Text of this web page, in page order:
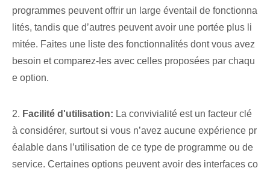
programmes peuvent offrir un large éventail de fonctionna
lités, tandis que d’autres peuvent avoir une portée plus li
mitée. Faites une liste des fonctionnalités dont vous avez
besoin et comparez-les avec celles proposées par chaqu
e option.
2. Facilité d'utilisation: La convivialité est un facteur clé
à considérer, surtout si vous n’avez aucune expérience pr
éalable dans l’utilisation de ce type de programme ou de
service. Certaines options peuvent avoir des interfaces co